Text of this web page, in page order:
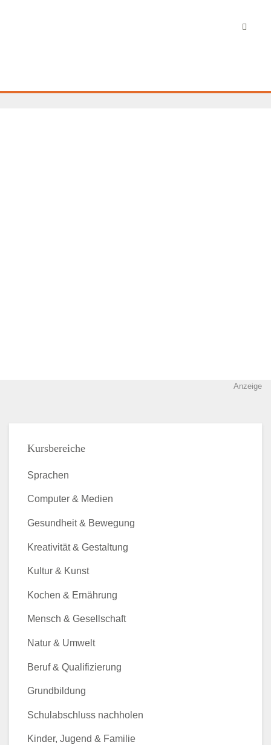
Anzeige
Kursbereiche
Sprachen
Computer & Medien
Gesundheit & Bewegung
Kreativität & Gestaltung
Kultur & Kunst
Kochen & Ernährung
Mensch & Gesellschaft
Natur & Umwelt
Beruf & Qualifizierung
Grundbildung
Schulabschluss nachholen
Kinder, Jugend & Familie